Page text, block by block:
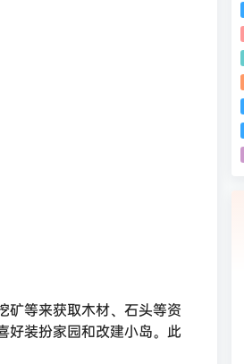
矿等来获取木材、石头等资
好装扮家园和改建小岛。此